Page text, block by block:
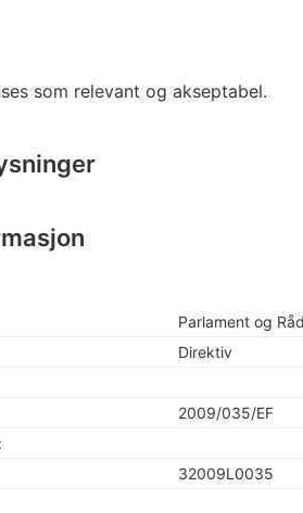
som relevant og akseptabel.
Parlament og Råd
Direktiv
2009/035/EF
32009L0035